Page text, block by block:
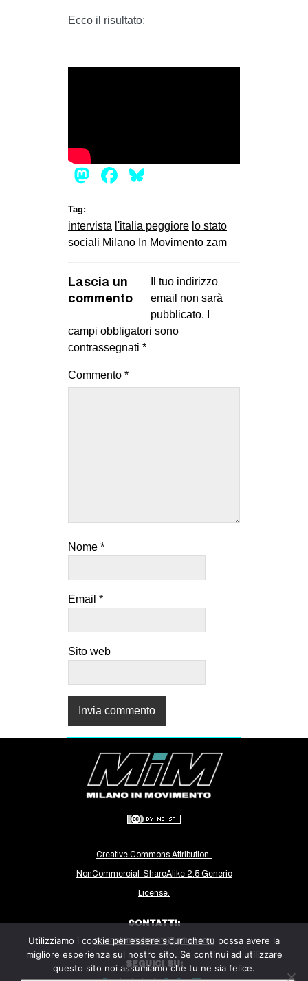
REPRESSIONE
CULTURE
MUSICA
AFRICA
ESTREMO ORIENTE
EUROPA
MEDIO ORIENTE
Ecco il risultato:
Mastodon
Facebook
Tag:
intervista l'italia peggiore lo stato
sociali Milano In Movimento zam
Lascia un
commento
Il tuo indirizzo
email non sarà
pubblicato.
campi obbligatori sono
contrassegnati *
Commento *
Nome *
Email *
Sito web
Creative Commons Attribution-
NonCommercial-ShareAlike 2.5 Generic
License.
CONTATTI:
milanoinmovimento@gmail.com
SEGUICI SU:
Utilizziamo i cookie per essere sicuri che tu possa avere la
migliore esperienza sul nostro sito. Se continui ad utilizzare
questo sito noi assumiamo che tu ne sia felice.